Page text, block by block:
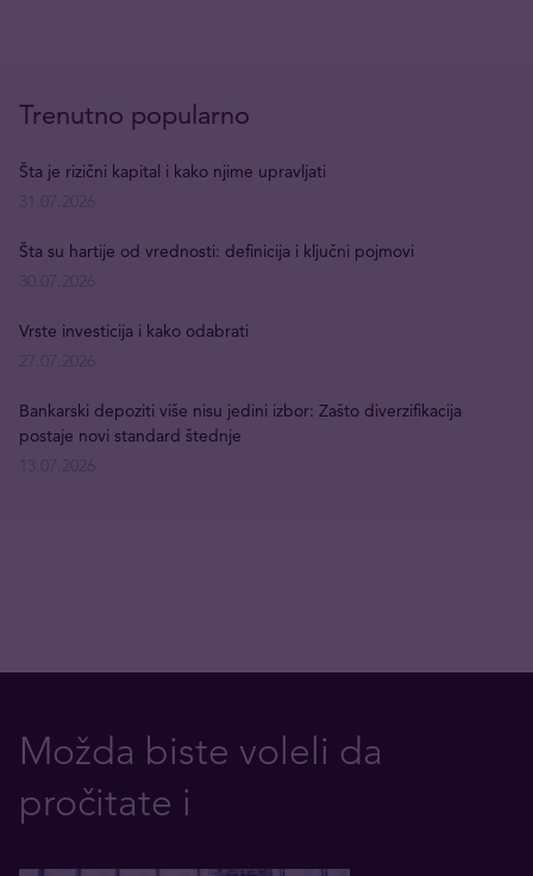
Trenutno popularno
Šta je rizični kapital i kako njime upravljati
Šta su hartije od vrednosti: definicija i ključni pojmovi
Vrste investicija i kako odabrati
Bankarski depoziti više nisu jedini izbor: Zašto diverzifikacija
postaje novi standard štednje
Možda biste voleli da
pročitate i